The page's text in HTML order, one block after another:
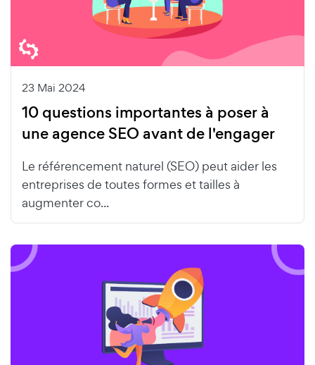
23 Mai 2024
10 questions importantes à poser à
une agence SEO avant de l'engager
Le référencement naturel (SEO) peut aider les
entreprises de toutes formes et tailles à
augmenter co...